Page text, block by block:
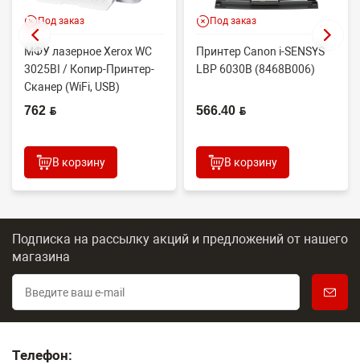
Под заказ
МФУ лазерное Xerox WC
3025BI / Копир-Принтер-
Сканер (WiFi, USB)
762 BYN
В корзину
Под заказ
Принтер Canon i-SENSYS
LBP 6030B (8468B006)
566.40 BYN
В корзину
Подписка на рассылку акций и предложений от нашего
магазина
Телефон: